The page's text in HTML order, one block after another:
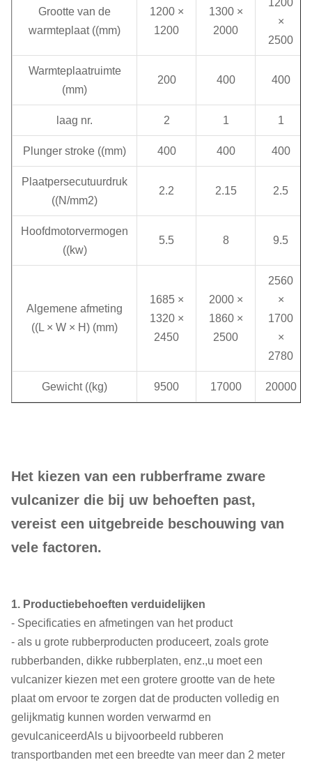
Grootte van de
warmteplaat ((mm)
1200 ×
1200
1300 ×
2000
1200
×
2500
Warmteplaatruimte
(mm)
200 400 400
laag nr. 2 1 1
Plunger stroke ((mm) 400 400 400
Plaatpersecutuurdruk
((N/mm2)
2.2 2.15 2.5
Hoofdmotorvermogen
((kw)
5.5 8 9.5
Algemene afmeting
((L × W × H) (mm)
1685 ×
1320 ×
2450
2000 ×
1860 ×
2500
2560
×
1700
×
2780
Gewicht ((kg) 9500 17000 20000
Het kiezen van een rubberframe zware
vulcanizer die bij uw behoeften past,
vereist een uitgebreide beschouwing van
vele factoren.
1. Productiebehoeften verduidelijken
- Specificaties en afmetingen van het product
- als u grote rubberproducten produceert, zoals grote
rubberbanden, dikke rubberplaten, enz.,u moet een
vulcanizer kiezen met een grotere grootte van de hete
plaat om ervoor te zorgen dat de producten volledig en
gelijkmatig kunnen worden verwarmd en
gevulcaniceerdAls u bijvoorbeeld rubberen
transportbanden met een breedte van meer dan 2 meter